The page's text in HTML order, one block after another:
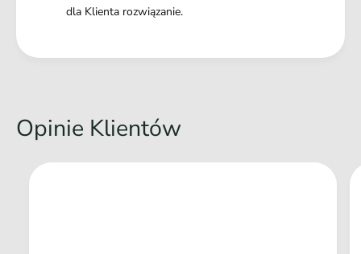
dla Klienta rozwiązanie.
Opinie Klientów